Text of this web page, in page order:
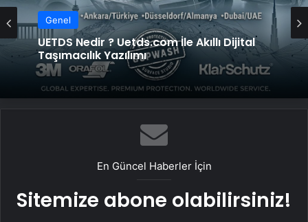
Genel
UETDS Nedir ? Uetds.com İle Akıllı Dijital
Taşımacılık Yazılımı
Genel
Trabzon Demir: Bölgenin Endüstriyel
Gücü
En Güncel Haberler İçin
Sitemize abone olabilirsiniz!